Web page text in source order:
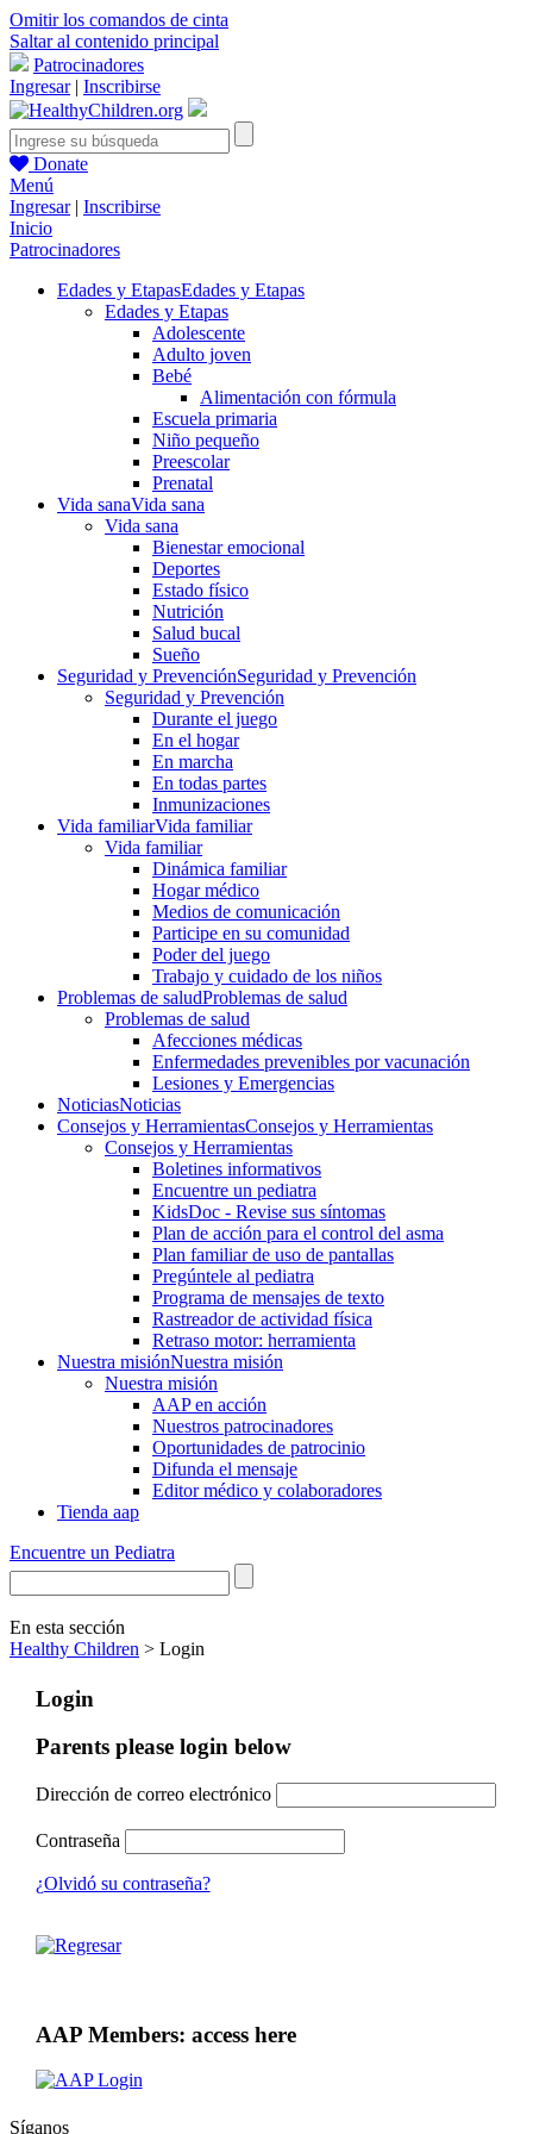
Omitir los comandos de cinta
Saltar al contenido principal
Patrocinadores
Ingresar| Inscribirse
Donate
Menú
Ingresar| Inscribirse
Inicio
Patrocinadores
Edades y EtapasEdades y Etapas
Edades y Etapas
Adolescente
Adulto joven
Bebé
Alimentación con fórmula
Escuela primaria
Niño pequeño
Preescolar
Prenatal
Vida sanaVida sana
Vida sana
Bienestar emocional
Deportes
Estado físico
Nutrición
Salud bucal
Sueño
Seguridad y PrevenciónSeguridad y Prevención
Seguridad y Prevención
Durante el juego
En el hogar
En marcha
En todas partes
Inmunizaciones
Vida familiarVida familiar
Vida familiar
Dinámica familiar
Hogar médico
Medios de comunicación
Participe en su comunidad
Poder del juego
Trabajo y cuidado de los niños
Problemas de saludProblemas de salud
Problemas de salud
Afecciones médicas
Enfermedades prevenibles por vacunación
Lesiones y Emergencias
NoticiasNoticias
Consejos y HerramientasConsejos y Herramientas
Consejos y Herramientas
Boletines informativos
Encuentre un pediatra
KidsDoc - Revise sus síntomas
Plan de acción para el control del asma
Plan familiar de uso de pantallas
Pregúntele al pediatra
Programa de mensajes de texto
Rastre​​ador de activida​d física
Retraso motor: herramienta
Nuestra misiónNuestra misión
Nuestra misión
AAP en acción
Nuestros patrocinadores
Oportunidades de patrocinio
Difunda el mensaje
Editor médico y colaboradores
Tienda aap
Encuentre un Pediatra
En esta sección
Healthy Children > Login
Login
Parents please login below
Dirección de correo electrónico
Contraseña
¿Olvidó su contraseña?
AAP Members: access here
Síganos